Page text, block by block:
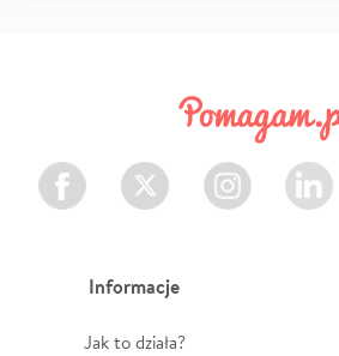
Facebook Twitter Instagram LinkedIn
Informacje
Jak to działa?